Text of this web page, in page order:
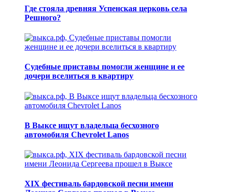
Где стояла древняя Успенская церковь села
Решного?
Судебные приставы помогли женщине и ее
дочери вселиться в квартиру
В Выксе ищут владельца бесхозного
автомобиля Chevrolet Lanos
XIX фестиваль бардовской песни имени